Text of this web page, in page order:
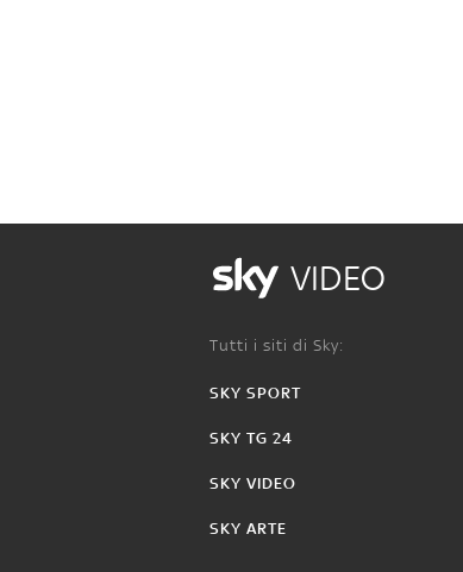
VIDEO
Tutti i siti di Sky:
SKY SPORT
SKY TG 24
SKY VIDEO
SKY ARTE